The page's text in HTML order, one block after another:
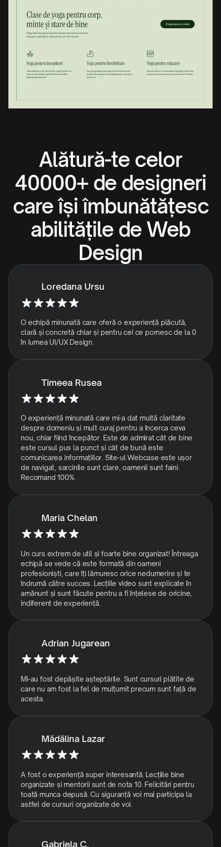
Alătură-te celor
40000+ de designeri
care își îmbunătățesc
abilitățile de Web
Design
Loredana Ursu
O echipă minunată care oferă o experiență plăcută,
clară și concretă chiar și pentru cei ce pornesc de la 0
în lumea UI/UX Design.
Timeea Rusea
O experiență minunată care mi-a dat multă claritate
despre domeniu și mult curaj pentru a încerca ceva
nou, chiar fiind începător. Este de admirat cât de bine
este cursul pus la punct și cât de bună este
comunicarea informațiilor. Site-ul Webcase este ușor
de navigat, sarcinile sunt clare, oamenii sunt faini.
Recomand 100%.
Maria Chelan
Un curs extrem de util și foarte bine organizat! Întreaga
echipă se vede că este formată din oameni
profesioniști, care îți lămuresc orice nedumerire și te
îndrumă către succes. Lecțiile video sunt explicate în
amănunt și sunt făcute pentru a fi înțelese de oricine,
indiferent de experiență.
Adrian Jugarean
Mi-au fost depășite așteptările. Sunt cursuri plătite de
care nu am fost la fel de mulțumit precum sunt față de
acesta.
Mădălina Lazar
A fost o experiență super interesantă. Lecțiile bine
organizate și mentorii sunt de nota 10. Felicitări pentru
toată munca depusă. Cu siguranță voi mai participa la
astfel de cursuri organizate de voi.
Gabriela C.